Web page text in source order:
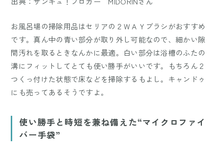
お風呂場の掃除用品はセリアの２ＷＡＹブラシがおすすめ
です。真ん中の青い部分が取り外し可能なので、細かい隙
間汚れを取るときなんかに最適。白い部分は浴槽のふたの
溝にフィットしてとても使い勝手がいいです。もちろん２
つくっ付けた状態で床などを掃除するもよし。キャンドゥ
にも売ってあるそうですよ。
使い勝手と時短を兼ね備えた“マイクロファイ
バー手袋”